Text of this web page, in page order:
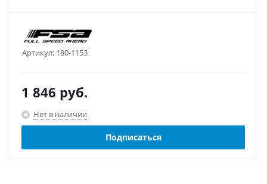
Артикул: 180-1153
1 846 руб.
Нет в наличии
Подписаться